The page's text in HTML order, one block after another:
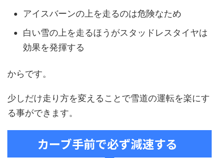
アイスバーンの上を走るのは危険なため
白い雪の上を走るほうがスタッドレスタイヤは
効果を発揮する
からです。
少しだけ走り方を変えることで雪道の運転を楽にす
る事ができます。
カーブ手前で必ず減速する